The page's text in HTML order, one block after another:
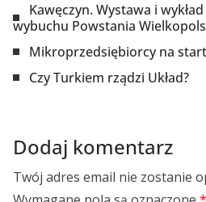
Kawęczyn. Wystawa i
wybuchu Powstania
Mikroprzedsiębiorcy na start
Czy Turkiem rządzi Układ?
Dodaj komentarz
Twój adres email nie zostanie